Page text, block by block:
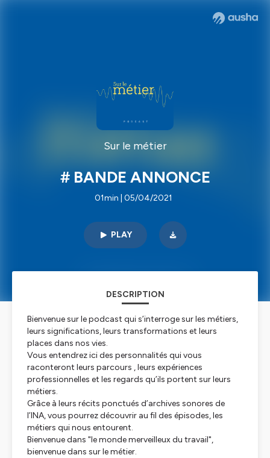
Sur le métier
# BANDE ANNONCE
01min | 05/04/2021
PLAY
DESCRIPTION
Bienvenue sur le podcast qui s’interroge sur les métiers,
leurs significations, leurs transformations et leurs
places dans nos vies.
Vous entendrez ici des personnalités qui vous
raconteront leurs parcours , leurs expériences
professionnelles et les regards qu’ils portent sur leurs
métiers.
Grâce à leurs récits ponctués d’archives sonores de
l’INA, vous pourrez découvrir au fil des épisodes, les
métiers qui nous entourent.
Bienvenue dans "le monde merveilleux du travail",
bienvenue dans sur le métier.